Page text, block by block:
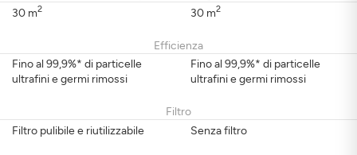
30 m2
30 m2
Efficienza
Fino al 99,9%* di particelle
ultrafini e germi rimossi
Fino al 99,9%* di particelle
ultrafini e germi rimossi
Filtro
Senza filtro
Filtro pulibile e riutilizzabile